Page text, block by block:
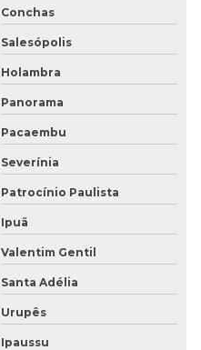
Conchas
Salesópolis
Holambra
Panorama
Pacaembu
Severínia
Patrocínio Paulista
Ipuã
Valentim Gentil
Santa Adélia
Urupês
Ipaussu